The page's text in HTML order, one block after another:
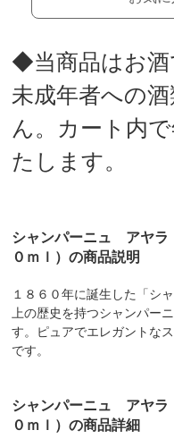
◆当商品はお酒
未成年者への
ん。カート内
たします。
シャンパーニュ アヤ
０ｍｌ）の商品説明
１８６０年に誕生した「シ
上の歴史を持つシャンパー
す。ピュアでエレガントな
です。
シャンパーニュ アヤ
０ｍｌ）の商品詳細